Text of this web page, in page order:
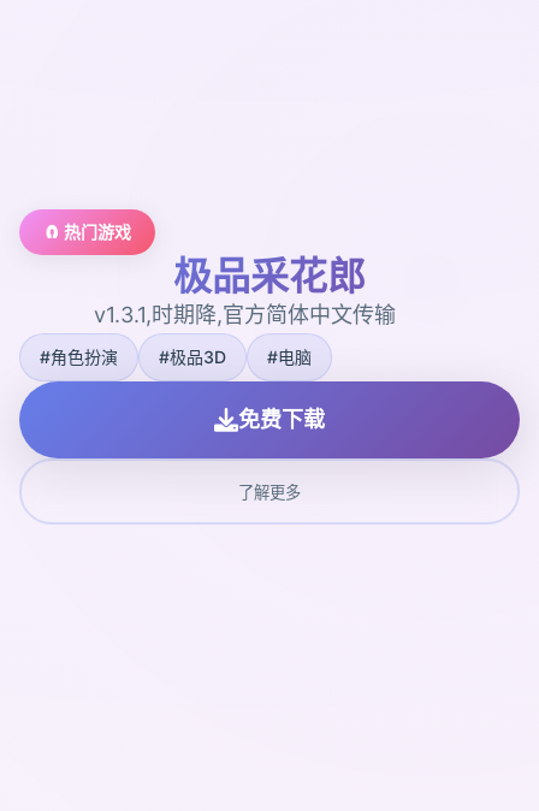
🧲 热门游戏
极品采花郎
v1.3.1,时期降,官方简体中文传输
#角色扮演 #极品3D #电脑
免费下载
了解更多